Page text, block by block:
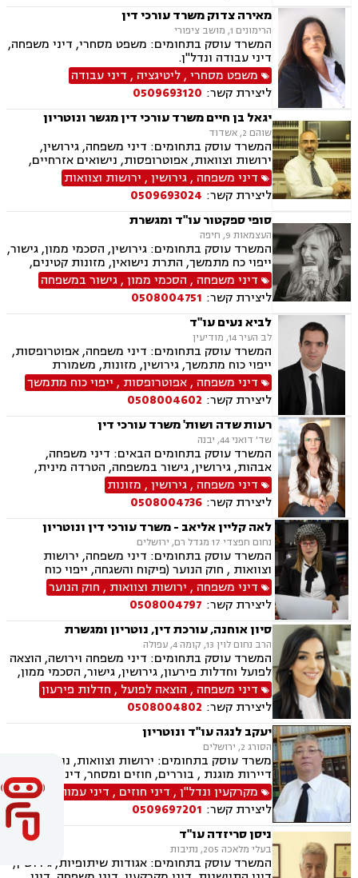
מאירה צדוק משרד עורכי דין
הרימונים 1, מושב ציפורי
המשרד עוסק בתחומים: משפט מסחרי, דיני משפחה,
דיני עבודה ונדל"ן.
משפט מסחרי,ליטיגציה , דיני עבודה
ליצירת קשר: 0509693120
יגאל בן חיים משרד עורכי דין מגשר ונוטריון
שוהם 2, אשדוד
המשרד עוסק בתחומים: דיני משפחה, גירושין,
ירושות וצוואות, אפוטרופסות, נישואים אזרחיים,
גישור במשפחה, הסכמי ממון, נוטריון, אבהות,
אלימות במשפחה, ייצוג קטינים, ידועים בציבור,
מזונות, משמורת, מעמד אישי, דיני משפחה.
דיני משפחה ,גירושין, ירושות וצוואות
ליצירת קשר: 0509693024
סופי ספקטור עו"ד ומגשרת
העצמאות 9, חיפה
המשרד עוסק בתחומים: גירושין, הסכמי ממון, גישור,
ייפוי כח מתמשך, התרת נישואין, מזונות קטינים,
מזונות אשה, מדור, חטיפת ילדים, חלוקת רכוש, פרוק
שיתוף ,צווי הרחקה, צווי הטרדה מאיימת, צוואות
וירושות, עיזבונות, תביעות לאכיפות הסכם, ביזיון
בית משפט
דיני משפחה , הסכמי ממון,גישור במשפחה
ליצירת קשר: 0508004751
לביא נעים עו"ד
לב העיר 14, מודיעין
המשרד עוסק בתחומים: דיני משפחה, אפוטרופסות,
ייפוי כוח מתמשך, גירושין, מזונות, משמורת
דיני משפחה ,אפוטרופסות , ייפוי כוח מתמשך
ליצירת קשר: 0508004602
רעות שדה ושות' משרד עורכי דין
שד' דואני 44, יבנה
המשרד עוסק בתחומים הבאים: דיני משפחה,
אבהות, גירושין, גישור במשפחה, הטרדה מינית,
הסכמי ממון, ירושות וצוואות, ליטיגציה, מזונות,
משמורת, אלימות במשפחה, חלוקת רכוש, מעמד
אישי, זמני שהות, ייפוי כוח מתמשך.
דיני משפחה ,גירושין, מזונות
ליצירת קשר: 0508004736
לאה קליין אליאב - משרד עורכי דין ונוטריון
נחום חפצדי 17 מגדל רם, ירושלים
המשרד עוסק בתחומים: דיני משפחה, ירושות
וצוואות , חוק הנוער (פיקוח והשגחה, ייפוי כוח
מתמשך ונוטריון.
דיני משפחה , ירושות וצוואות , חוק הנוער
ליצירת קשר: 0508004797
סיון אוחנה, עורכת דין, נוטריון ומגשרת
הרב נחום לוין 13, קומה 4, עפולה
המשרד עוסק בתחומים: דיני משפחה וירושה, הוצאה
לפועל וחדלות פירעון, גירושין, גישור, הסכמי ממון,
ייפוי כוח מתמשך, ניכור הורי, אפוטרופסות, ירושות
וצוואות, מזונות, אחריות הורית, איזון משאבים
וחלוקת רכוש.
דיני משפחה , הוצאה לפועל , חדלות פירעון
ליצירת קשר: 0508004802
יעקב לנגה עו"ד ונוטריון
הסורג 2, ירושלים
משרד עוסק בתחומים: ירושות וצוואות, נוטריון,
דיירות מוגנת , בוררים, חוזים ומסחר, דיני מקרקעין,
דיני משפחה, דיני עבודה ודיני תאגידים.
מקרקעין ונדל"ן, דיני חוזים , דיני עמותות
ליצירת קשר: 0509697201
ניסן סריזדה עו"ד
בעלי מלאכה 205, נתיבות
המשרד עוסק בתחומים: אגודות שיתופיות, גירושין,